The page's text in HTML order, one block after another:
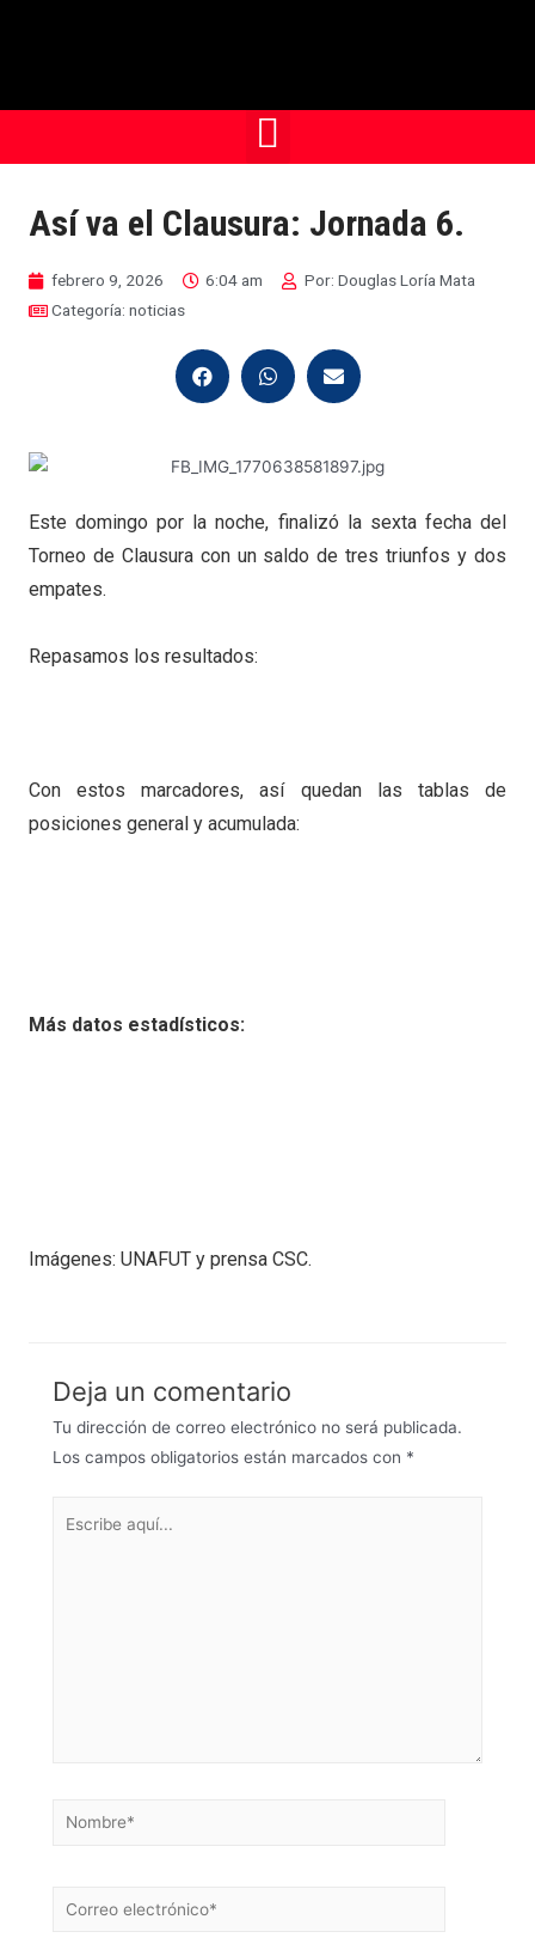
Así va el Clausura: Jornada 6.
febrero 9, 2026 6:04 am Por: Douglas Loría Mata
Categoría: noticias
Este domingo por la noche, finalizó la sexta fecha del
Torneo de Clausura con un saldo de tres triunfos y dos
empates.
Repasamos los resultados:
Con estos marcadores, así quedan las tablas de
posiciones general y acumulada:
Más datos estadísticos:
Imágenes: UNAFUT y prensa CSC.
Deja un comentario
Tu dirección de correo electrónico no será publicada.
Los campos obligatorios están marcados con *